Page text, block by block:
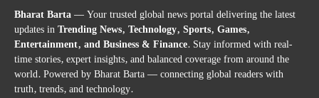
Bharat Barta— Your trusted global news portal delivering the latest
updates inTrending News, Technology, Sports, Games,
Entertainment, and Business & Finance. Stay informed with real-
time stories, expert insights, and balanced coverage from around the
world. Powered by Bharat Barta — connecting global readers with
truth, trends, and technology.